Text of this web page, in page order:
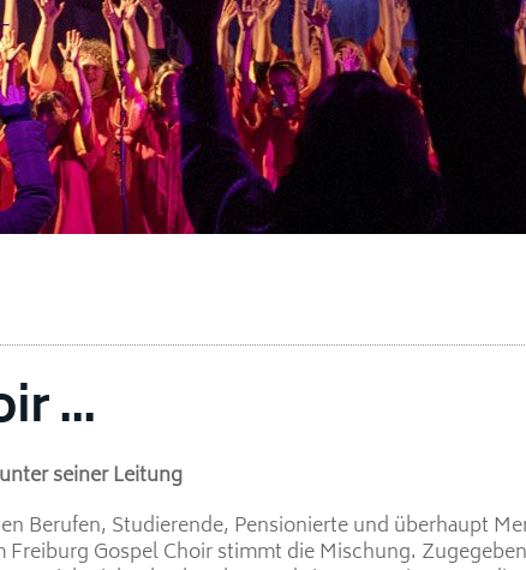
...
seiner Leitung
Berufen, Studierende, Pensionierte und überhaupt
Gospel Choir stimmt die Mischung.